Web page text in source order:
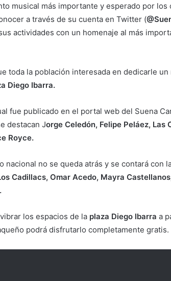
musical más importante y esperado por
a través de su cuenta en Twitter (
actividades con un homenaje al más
toda la población interesada en dedicarle
Diego Ibarra.
fue publicado en el portal web del Suena
destacan Jorge Celedón, Felipe Peláez, Las
Royce.
nacional no se queda atrás y se contará con
Cadillacs, Omar Acedo, Mayra
los espacios de la plaza Diego Ibarra a
podrá disfrutarlo completamente gratis.